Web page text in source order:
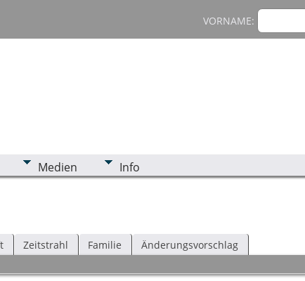
VORNAME:
Medien Info
Zeitstrahl Familie Änderungsvorschlag